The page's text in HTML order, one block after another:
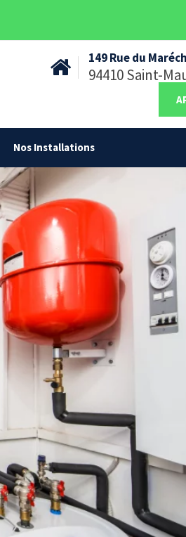
149 Rue du
94410 Saint-
Nos Installations